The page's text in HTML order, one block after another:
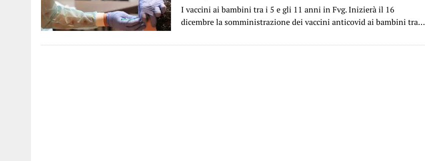
I vaccini ai bambini tra i 5 e gli 11 anni in Fvg. Inizierà il 16
dicembre la somministrazione dei vaccini anticovid ai bambini tra…